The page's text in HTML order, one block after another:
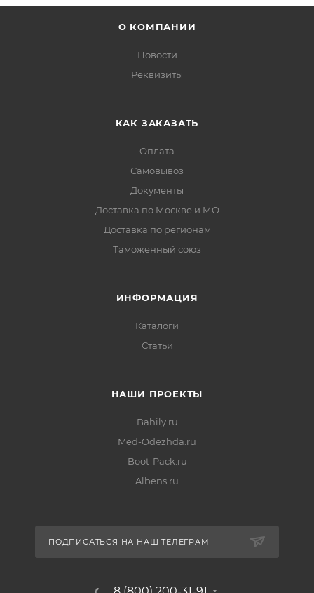
О КОМПАНИИ
Новости
Реквизиты
КАК ЗАКАЗАТЬ
Оплата
Самовывоз
Документы
Доставка по Москве и МО
Доставка по регионам
Таможенный союз
ИНФОРМАЦИЯ
Каталоги
Статьи
НАШИ ПРОЕКТЫ
Bahily.ru
Med-Odezhda.ru
Boot-Pack.ru
Albens.ru
ПОДПИСАТЬСЯ НА НАШ ТЕЛЕГРАМ